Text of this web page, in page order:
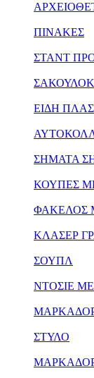
ΠΙΝΑΚΕΣ
ΣΤΑΝΤ
ΕΙΔΗ
ΣΗΜΑΤΑ
ΚΟΥΠΕΣ
ΦΑΚΕΛΟΣ
ΚΛΑΣΕΡ
ΣΟΥΠΛ
ΝΤΟΣΙΕ
ΣΤΥΛΟ